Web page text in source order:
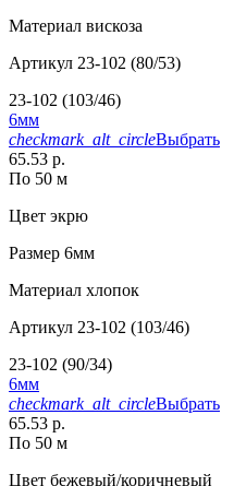
Материал вискоза
Артикул 23-102 (80/53)
23-102 (103/46)
6мм
checkmark_alt_circleВыбрать
65.53 р.
По 50 м
Цвет экрю
Размер 6мм
Материал хлопок
Артикул 23-102 (103/46)
23-102 (90/34)
6мм
checkmark_alt_circleВыбрать
65.53 р.
По 50 м
Цвет бежевый/коричневый